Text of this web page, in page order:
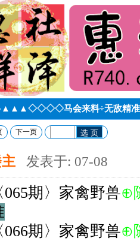
马会来料÷无敌精准
下一页 选 页
发表于: 07-08
065期〉家禽野兽⊕
066期〉家禽野兽⊕